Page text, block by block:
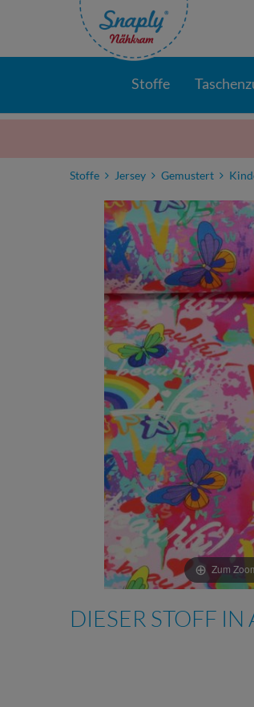
Stoffe
Stoffe Jersey Gemustert
Zum
DIESER STOFF